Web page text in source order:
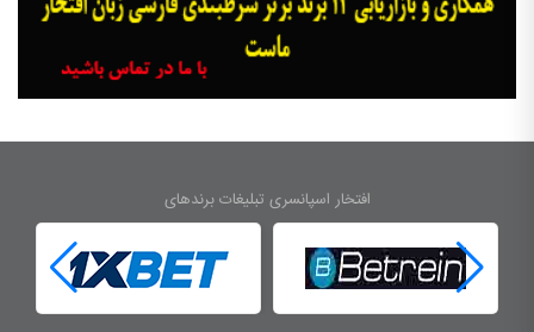
افتخار اسپانسری تبلیغات برندهای